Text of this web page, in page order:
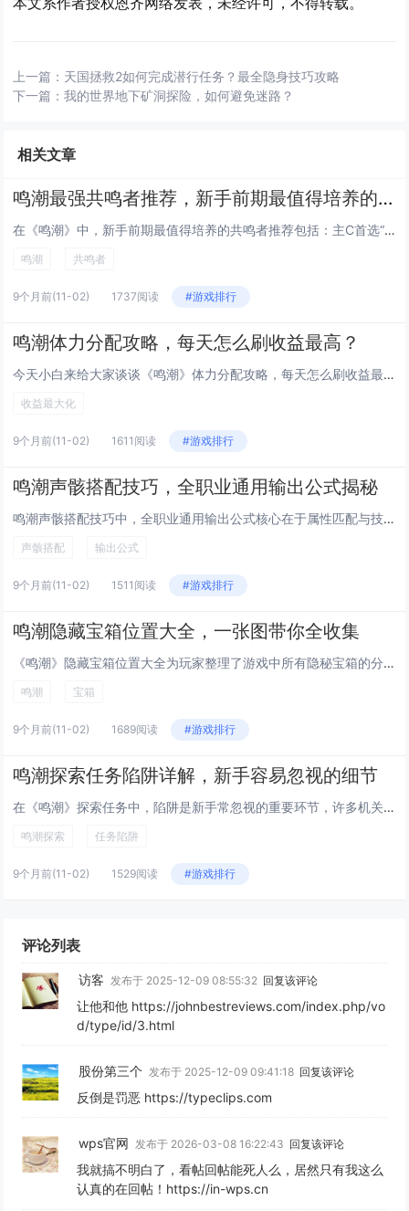
上一篇： 天国拯救2如何完成潜行任务？最全隐身技巧攻略
下一篇：我的世界地下矿洞探险，如何避免迷路？
相关文章
鸣潮最强共鸣者推荐，新手前期最值得培养的角色
在《鸣潮》中，新手前期最值得培养的共鸣者推荐包括：主C首选“焰心”莉亚，拥有高爆发火元素伤害，技能连贯易上手；副C推荐“...
鸣潮 共鸣者
9个月前(11-02) 1737阅读 #游戏排行
鸣潮体力分配攻略，每天怎么刷收益最高？
今天小白来给大家谈谈《鸣潮》体力分配攻略，每天怎么刷收益最高？，以及潮鸣弦是什么技能对应的知识点，希望对大家有所帮助，不...
收益最大化
9个月前(11-02) 1611阅读 #游戏排行
鸣潮声骸搭配技巧，全职业通用输出公式揭秘
鸣潮声骸搭配技巧中，全职业通用输出公式核心在于属性匹配与技能协同，玩家需根据角色职业特性选择主属性为暴击、攻击或元素伤害...
声骸搭配 输出公式
9个月前(11-02) 1511阅读 #游戏排行
鸣潮隐藏宝箱位置大全，一张图带你全收集
《鸣潮》隐藏宝箱位置大全为玩家整理了游戏中所有隐秘宝箱的分布点，通过一张详细地图全面标注了各区域宝箱的具体位置，帮助玩家...
鸣潮 宝箱
9个月前(11-02) 1689阅读 #游戏排行
鸣潮探索任务陷阱详解，新手容易忽视的细节
在《鸣潮》探索任务中，陷阱是新手常忽视的重要环节，许多机关看似普通，实则暗藏杀机，如地面裂缝、异常光影或静止的装置，往往...
鸣潮探索 任务陷阱
9个月前(11-02) 1529阅读 #游戏排行
评论列表
访客 发布于 2025-12-09 08:55:32 回复该评论
让他和他 https://johnbestreviews.com/index.php/vo
d/type/id/3.html
股份第三个 发布于 2025-12-09 09:41:18 回复该评论
反倒是罚恶 https://typeclips.com
wps官网 发布于 2026-03-08 16:22:43 回复该评论
我就搞不明白了，看帖回帖能死人么，居然只有我这么
认真的在回帖！https://in-wps.cn